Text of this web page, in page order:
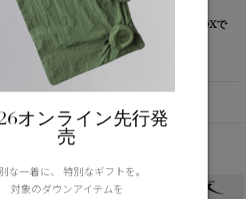
グース コレクション対象商品は、専用のBOXで
あなたへのおすすめ
オンライン先行発
売
な一着に、 特別なギフトを。
対象のダウンアイテムを